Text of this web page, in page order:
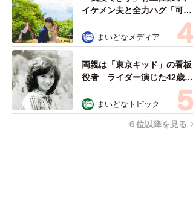
イケメン夫と全力ハグ「可愛
いふたり」「素敵なご夫婦」
まいどなメディア
両親は「東京キッド」の看板
役者 ライダー演じた42歳元
俳優が再婚妻との「ウエディ
ングフォト」計画を明言
「センスあるカメラマン求
まいどなトピック
６位以降を見る